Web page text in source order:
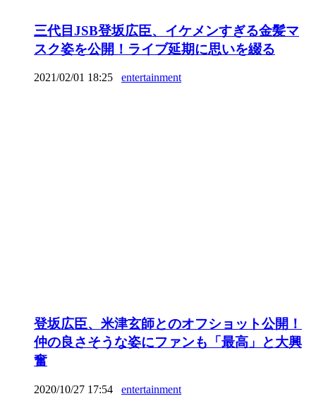
三代目JSB登坂広臣、イケメンすぎる金髪マ
スク姿を公開！ライブ延期に思いを綴る
2021/02/01 18:25 entertainment
登坂広臣、米津玄師とのオフショット公開！
仲の良さそうな姿にファンも「最高」と大興
奮
2020/10/27 17:54 entertainment